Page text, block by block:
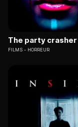
The party crasher
FILMS HORREUR